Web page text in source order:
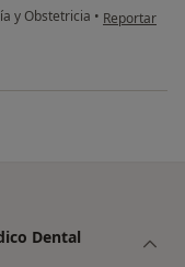
y Obstetricia • en opinión
Reportar
Dental